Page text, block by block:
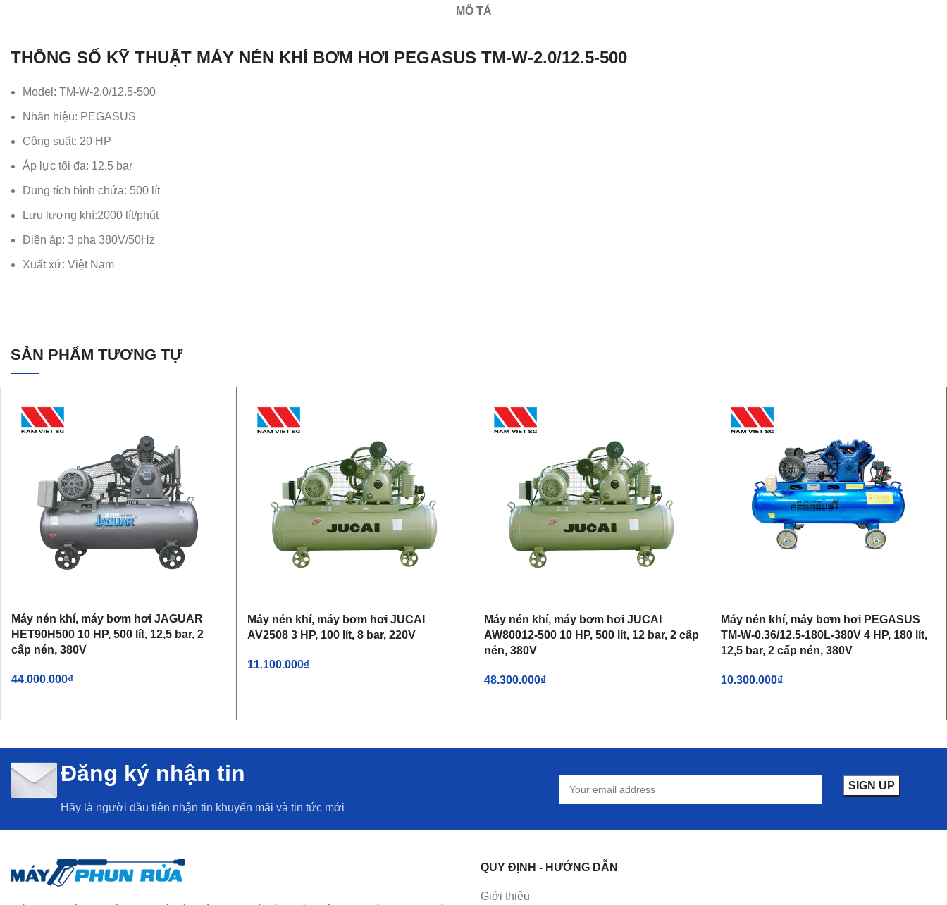
MÔ TẢ
THÔNG SỐ KỸ THUẬT MÁY NÉN KHÍ BƠM HƠI PEGASUS TM-W-2.0/12.5-500
Model: TM-W-2.0/12.5-500
Nhãn hiệu: PEGASUS
Công suất: 20 HP
Áp lực tối đa: 12,5 bar
Dung tích bình chứa: 500 lít
Lưu lượng khí:2000 lít/phút
Điện áp: 3 pha 380V/50Hz
Xuất xứ: Việt Nam
SẢN PHẨM TƯƠNG TỰ
Máy nén khí, máy bơm hơi JAGUAR
HET90H500 10 HP, 500 lít, 12,5 bar, 2
cấp nén, 380V
44.000.000₫
Máy nén khí, máy bơm hơi JUCAI
AV2508 3 HP, 100 lít, 8 bar, 220V
11.100.000₫
Máy nén khí, máy bơm hơi JUCAI
AW80012-500 10 HP, 500 lít, 12 bar, 2 cấp
nén, 380V
48.300.000₫
Máy nén khí, máy bơm hơi PEGASUS
TM-W-0.36/12.5-180L-380V 4 HP, 180 lít,
12,5 bar, 2 cấp nén, 380V
10.300.000₫
Đăng ký nhận tin
Hãy là người đầu tiên nhận tin khuyến mãi và tin tức mới
QUY ĐỊNH - HƯỚNG DẪN
Giới thiệu